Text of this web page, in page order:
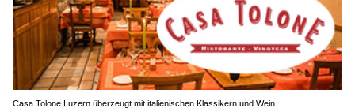
Casa Tolone Luzern überzeugt mit italienischen Klassikern und Wein